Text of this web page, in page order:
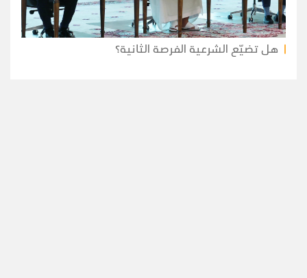
هل تضيّع الشرعية الفرصة الثانية؟